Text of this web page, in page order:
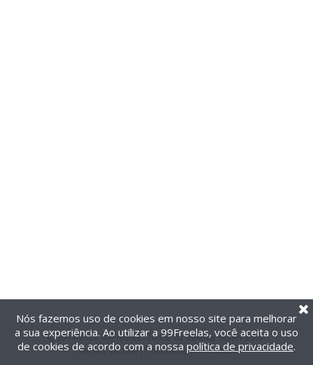
@2014-2026 99Freelas. Todos os direitos reservados.
Termos de uso| Política de privacidade
Nós fazemos uso de cookies em nosso site para melhorar
a sua experiência. Ao utilizar a 99Freelas, você aceita o uso
de cookies de acordo com a nossa política de privacidade.